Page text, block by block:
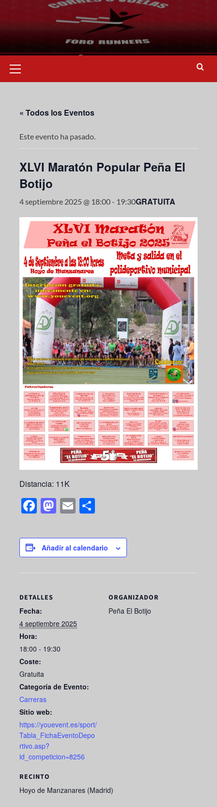
« Todos los Eventos
Este evento ha pasado.
XLVI Maratón Popular Peña El
Botijo
4 septiembre 2025 @ 18:00- 19:30GRATUITA
Distancia: 11K
F
a
c
e
o
k
M
a
st
o
E
m
ailar
e
Añadir al calendario
DETALLES
Fecha:
4 septiembre 2025
Hora:
18:00 - 19:30
Coste:
Gratuita
Categoría de Evento:
Carreras
Sitio web:
https://youevent.es/sport/
Tabla_FichaEventoDepo
rtivo.asp?
id_competicion=8256
RECINTO
Hoyo de Manzanares (Madrid)
ORGANIZADOR
Peña El Botijo